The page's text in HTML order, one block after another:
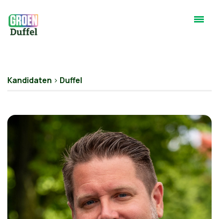
Kandidaten > Duffel